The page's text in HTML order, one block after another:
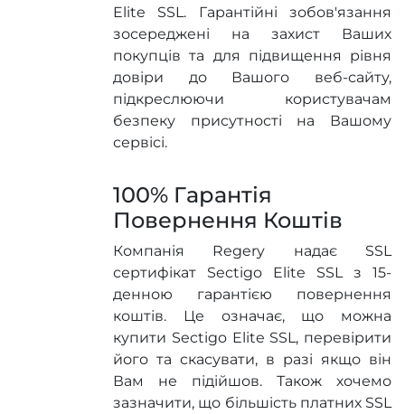
Elite SSL. Гарантійні зобов'язання
зосереджені на захист Ваших
покупців та для підвищення рівня
довіри до Вашого веб-сайту,
підкреслюючи користувачам
безпеку присутності на Вашому
сервісі.
100% Гарантія
Повернення Коштів
Компанія Regery надає SSL
сертифікат Sectigo Elite SSL з 15-
денною гарантією повернення
коштів. Це означає, що можна
купити Sectigo Elite SSL, перевірити
його та скасувати, в разі якщо він
Вам не підійшов. Також хочемо
зазначити, що більшість платних SSL